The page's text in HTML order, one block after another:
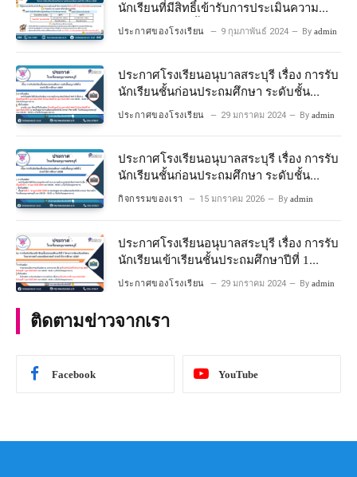
นักเรียนที่มีสิทธิ์เข้ารับการประเมินความ
พร้อมเข้าเรียนชั้นประถมศึกษาปีที่ 1
ประกาศของโรงเรียน 9 กุมภาพันธ์ 2024 By admin
ประกาศโรงเรียนอนุบาลสระบุรี เรื่อง การรับ
นักเรียนชั้นก่อนประถมศึกษา ระดับชั้น
ประกาศของโรงเรียน 29 มกราคม 2024 By admin
ประกาศโรงเรียนอนุบาลสระบุรี เรื่อง การรับ
นักเรียนชั้นก่อนประถมศึกษา ระดับชั้น
อนุบาลปีที่ ๒ ประจำปีการศึกษา ๒๕๖๙
กิจกรรมของเรา 15 มกราคม 2026 By admin
ประกาศโรงเรียนอนุบาลสระบุรี เรื่อง การรับ
นักเรียนเข้าเรียนชั้นประถมศึกษาปีที่ 1
โครงการห้องเรียนพิเศษ วิทยาศาสตร์ และ
ประกาศของโรงเรียน 29 มกราคม 2024 By admin
ติดตามข่าวจากเรา
Facebook YouTube